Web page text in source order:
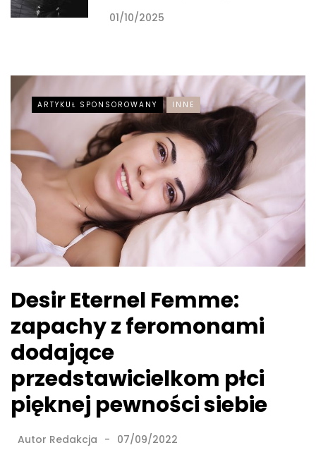
01/10/2025
ARTYKUŁ SPONSOROWANY INNE
Desir Eternel Femme:
zapachy z feromonami
dodające
przedstawicielkom płci
pięknej pewności siebie
Autor Redakcja 07/09/2022